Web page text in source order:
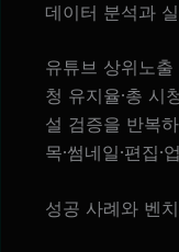
데이터 분석과
유튜브 상위노
청 유지율·총 시
설 검증을 반복
목·썸네일·편집
성공 사례와 벤